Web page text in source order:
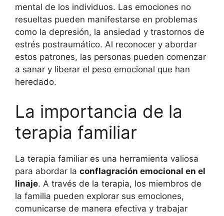
mental de los individuos. Las emociones no
resueltas pueden manifestarse en problemas
como la depresión, la ansiedad y trastornos de
estrés postraumático. Al reconocer y abordar
estos patrones, las personas pueden comenzar
a sanar y liberar el peso emocional que han
heredado.
La importancia de la
terapia familiar
La terapia familiar es una herramienta valiosa
para abordar la conflagración emocional en el
linaje. A través de la terapia, los miembros de
la familia pueden explorar sus emociones,
comunicarse de manera efectiva y trabajar